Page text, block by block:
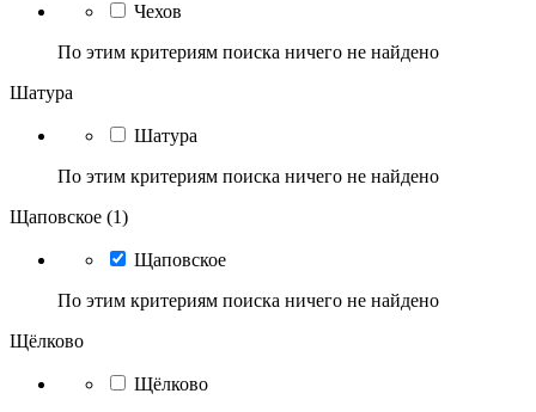
Чехов
По этим критериям поиска ничего не найдено
Шатура
Шатура
По этим критериям поиска ничего не найдено
Щаповское (1)
Щаповское
По этим критериям поиска ничего не найдено
Щёлково
Щёлково